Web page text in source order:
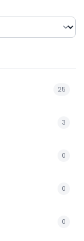
25
3
0
0
0